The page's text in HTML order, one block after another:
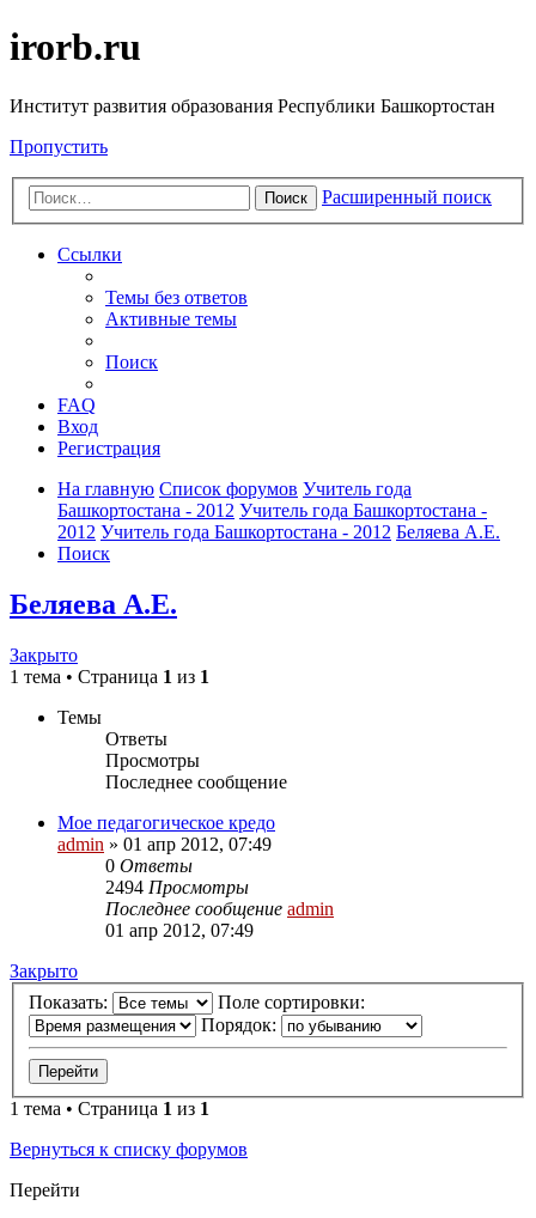
irorb.ru
Институт развития образования Республики Башкортостан
Пропустить
Поиск Расширенный поиск
Ссылки
Темы без ответов
Активные темы
Поиск
FAQ
Вход
Регистрация
На главную Список форумов Учитель года
Башкортостана - 2012 Учитель года Башкортостана -
2012 Учитель года Башкортостана - 2012 Беляева А.Е.
Поиск
Беляева А.Е.
Закрыто
1 тема • Страница 1 из 1
Темы
Ответы
Просмотры
Последнее сообщение
Мое педагогическое кредо
admin » 01 апр 2012, 07:49
0 Ответы
2494 Просмотры
Последнее сообщение admin
01 апр 2012, 07:49
Закрыто
Показать:
Поле сортировки:
Порядок:
1 тема • Страница 1 из 1
Вернуться к списку форумов
Перейти